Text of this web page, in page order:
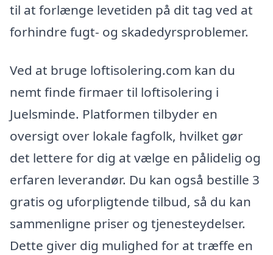
til at forlænge levetiden på dit tag ved at
forhindre fugt- og skadedyrsproblemer.
Ved at bruge loftisolering.com kan du
nemt finde firmaer til loftisolering i
Juelsminde. Platformen tilbyder en
oversigt over lokale fagfolk, hvilket gør
det lettere for dig at vælge en pålidelig og
erfaren leverandør. Du kan også bestille 3
gratis og uforpligtende tilbud, så du kan
sammenligne priser og tjenesteydelser.
Dette giver dig mulighed for at træffe en